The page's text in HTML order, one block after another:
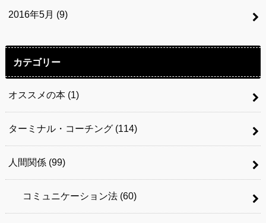
2016年5月 (9)
カテゴリー
オススメの本 (1)
ターミナル・コーチング (114)
人間関係 (99)
コミュニケーション法 (60)